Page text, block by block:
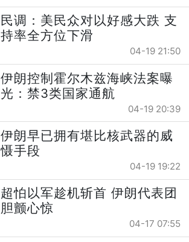
民调：美民众对以好感大跌 支
持率全方位下滑
04-19 21:50
伊朗控制霍尔木兹海峡法案曝
光：禁3类国家通航
04-19 20:39
伊朗早已拥有堪比核武器的威
慑手段
04-19 19:22
超怕以军趁机斩首 伊朗代表团
胆颤心惊
04-17 07:55